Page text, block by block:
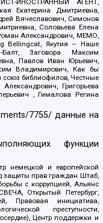
ИНОСТРАННЫЙ АГЕНТ,
Екатерина Дмитриевна,
Вячеславович, Симонов
Соловьева Елена
Александрович, МЕМО,
Bellingcat, Якутия – Наше
Заговора Максим
Павлов Иван Юрьевич,
Владимирович, Как бы
союз библиофилов, Честные
Григорьева
, Гималова Регина
7755/ данные на
функции
немецкой и европейской
защиты прав граждан Штаб,
с коррупцией, Альянс
Открытый Петербург,
Правовая инициатива,
преступности,
Центр поддержки и